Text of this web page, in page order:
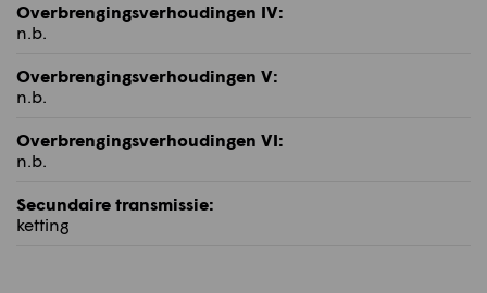
Overbrengingsverhoudingen IV:
n.b.
Overbrengingsverhoudingen V:
n.b.
Overbrengingsverhoudingen VI:
n.b.
Secundaire transmissie:
ketting